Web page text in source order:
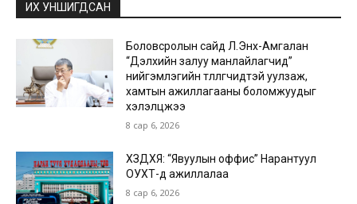
ИХ УНШИГДСАН
Боловсролын сайд Л.Энх-Амгалан
“Дэлхийн залуу манлайлагчид”
нийгэмлэгийн төлөөлөгчидтэй уулзаж,
хамтын ажиллагааны боломжуудыг
хэлэлцжээ
8 сар 6, 2026
ХЗДХЯ: “Явуулын оффис” Нарантуул
ОУХТ-д ажиллалаа
8 сар 6, 2026